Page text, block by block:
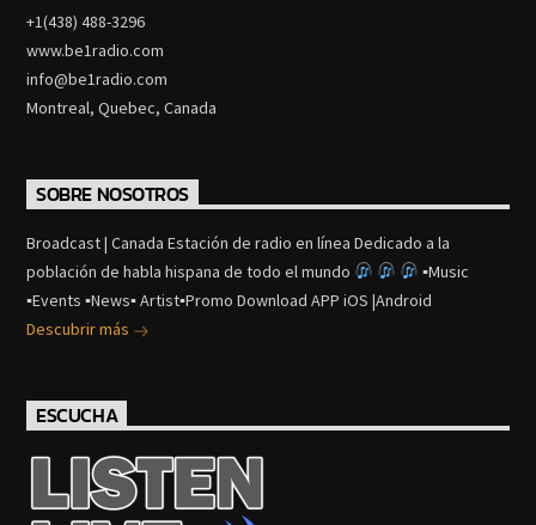
+1(438) 488-3296
www.be1radio.com
info@be1radio.com
Montreal, Quebec, Canada
SOBRE NOSOTROS
Broadcast | Canada Estación de radio en línea Dedicado a la
población de habla hispana de todo el mundo
▪Music
▪Events ▪News▪ Artist▪Promo Download APP iOS |Android
Descubrir más
ESCUCHA